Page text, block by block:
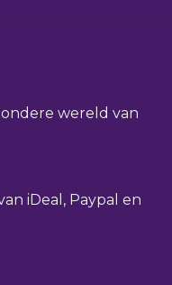
wereld van
iDeal, Paypal en